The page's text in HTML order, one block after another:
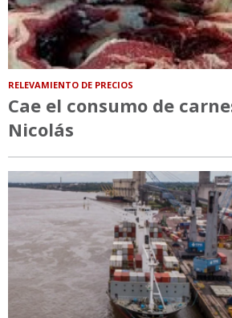
RELEVAMIENTO DE PRECIOS
Cae el consumo de
Nicolás